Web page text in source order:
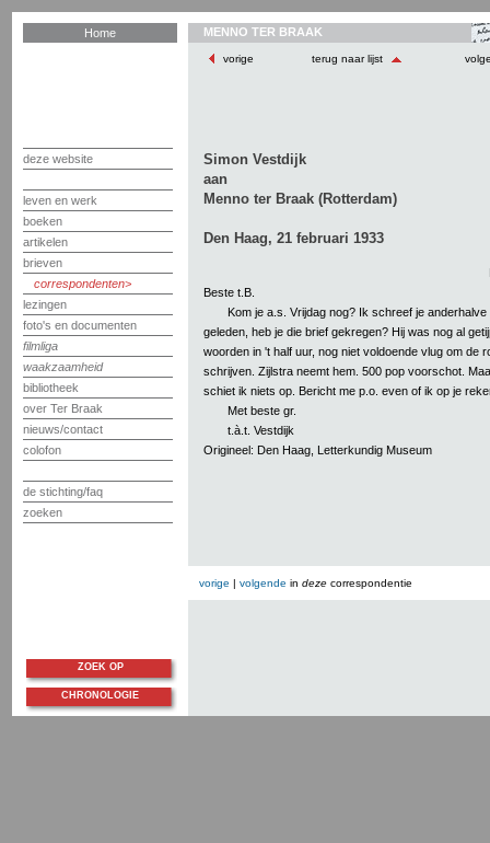
Home
deze website
leven en werk
boeken
artikelen
brieven
correspondenten
lezingen
foto's en documenten
filmliga
waakzaamheid
bibliotheek
over Ter Braak
nieuws/contact
colofon
de stichting/faq
zoeken
MENNO TER BRAAK
vorige terug naar lijst
Simon Vestdijk
aan
Menno ter Braak (Rotterdam)
Den Haag, 21 februari 1933
Beste t.B.
Kom je a.s. Vrijdag nog? Ik schreef je anderhalve
geleden, heb je die brief gekregen? Hij was nog al
woorden in 't half uur, nog niet voldoende vlug om de
schrijven. Zijlstra neemt hem. 500 pop voorschot.
schiet ik niets op. Bericht me p.o. even of ik op je
Met beste gr.
t.à.t. Vestdijk
Origineel: Den Haag, Letterkundig Museum
vorige | volgende in deze correspondentie
ZOEK OP
CHRONOLOGIE